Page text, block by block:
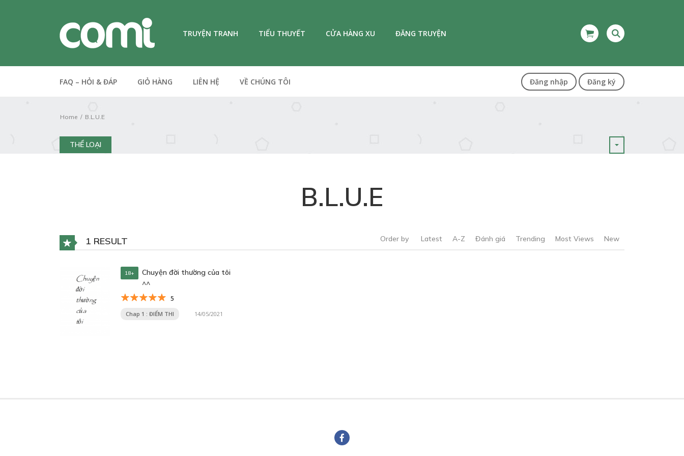
TRUYỆN TRANH TIỂU THUYẾT CỬA HÀNG XU ĐĂNG TRUYỆN
FAQ – HỎI & ĐÁP GIỎ HÀNG LIÊN HỆ VỀ CHÚNG TÔI Đăng nhập Đăng ký
Home B.L.U.E
THỂ LOẠI
B.L.U.E
1 RESULT Order by Latest A-Z Đánh giá Trending Most Views New
18+
Chuyện đời thường của tôi
^^
5
Chap 1 : ĐIỂM THI 14/05/2021